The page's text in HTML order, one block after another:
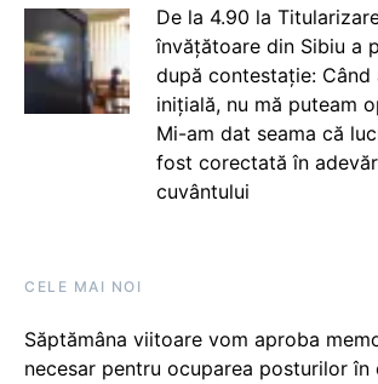
De la 4.90 la
învățătoare din Sibiu a
după contestație: Când
inițială, nu mă puteam
Mi-am dat seama că
fost corectată în
cuvântului
CELE MAI NOI
Săptămâna viitoare vom aproba
necesar pentru ocuparea posturilor în